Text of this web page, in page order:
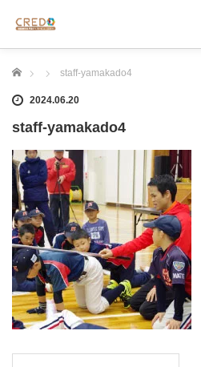
ホーム staff-yamakado4
2024.06.20
staff-yamakado4